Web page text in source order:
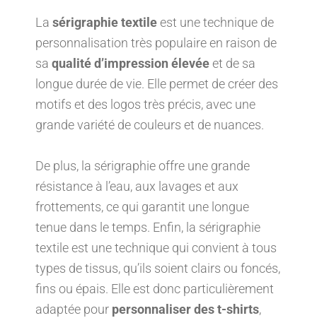
La sérigraphie textileest une technique de
personnalisation très populaire en raison de
sa qualité d’impression élevéeet de sa
longue durée de vie. Elle permet de créer des
motifs et des logos très précis, avec une
grande variété de couleurs et de nuances.
De plus, la sérigraphie offre une grande
résistance à l’eau, aux lavages et aux
frottements, ce qui garantit une longue
tenue dans le temps. Enfin, la sérigraphie
textile est une technique qui convient à tous
types de tissus, qu’ils soient clairs ou foncés,
fins ou épais. Elle est donc particulièrement
adaptée pour personnaliser des t-shirts,